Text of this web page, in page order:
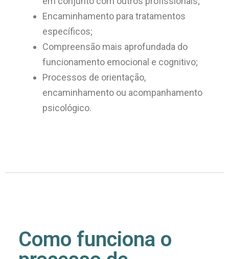
Encaminhamento para tratamentos
específicos;
Compreensão mais aprofundada do
funcionamento emocional e cognitivo;
Processos de orientação,
encaminhamento ou acompanhamento
psicológico.
Como funciona o